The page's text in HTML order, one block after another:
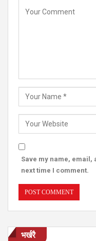
Save my name,
next time I comment.
भर्खरै